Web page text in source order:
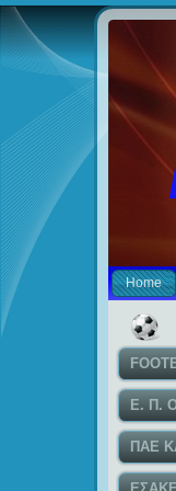
Home
Ε. Π.
ΠΑΕ